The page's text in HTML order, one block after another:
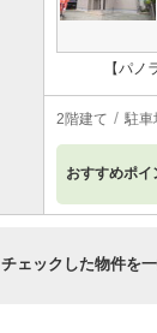
【パノ
2階建て 駐車
おすすめポイ
チェックした物件を